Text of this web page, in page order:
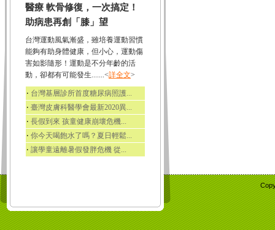
醫療 軟骨修復，一次搞定！
助病患再創「膝」望
台灣運動風氣漸盛，雖培養運動習慣
能夠有助身體健康，但小心，運動傷
害如影隨形！運動是不分年齡的活
動，卻都有可能發生.......<詳全文>
‧ 台灣基層診所首度糖尿病照護...
‧ 臺灣皮膚科醫學會最新2020異...
‧ 長假到來 孩童健康崩壞危機...
‧ 你今天喝飽水了嗎？夏日輕鬆...
‧ 讓學童遠離暑假發胖危機 從...